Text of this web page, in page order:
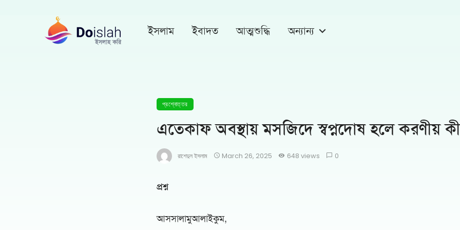
ইসলাম ইবাদত আত্মশুদ্ধি অন্যান্য
প্রশ্নোত্তর
এতেকাফ অবস্থায় মসজিদে স্বপ্নদোষ হলে করণীয়
রাশেদুল ইসলাম March 26, 2025 648 views 0
প্রশ্ন
আসসালামুআলাইকুম,